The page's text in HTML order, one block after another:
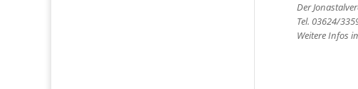
Der
Tel. 03624/
Weitere Infos